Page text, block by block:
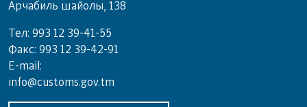
Арчабиль шайолы, 138
Тел: 993 12 39-41-55
Факс: 993 12 39-42-91
E-mail:
info@customs.gov.tm